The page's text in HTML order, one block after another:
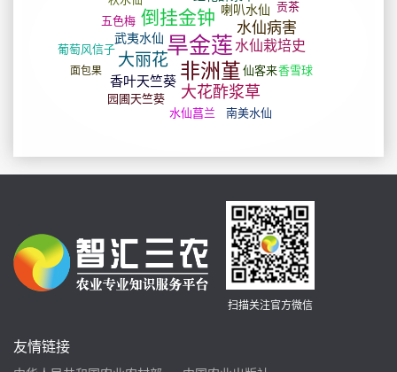
扫描关注官方微信
友情链接